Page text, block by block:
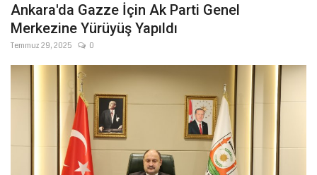
Ankara'da Gazze İçin Ak Parti Genel
Merkezine Yürüyüş Yapıldı
Temmuz 29, 2025 0